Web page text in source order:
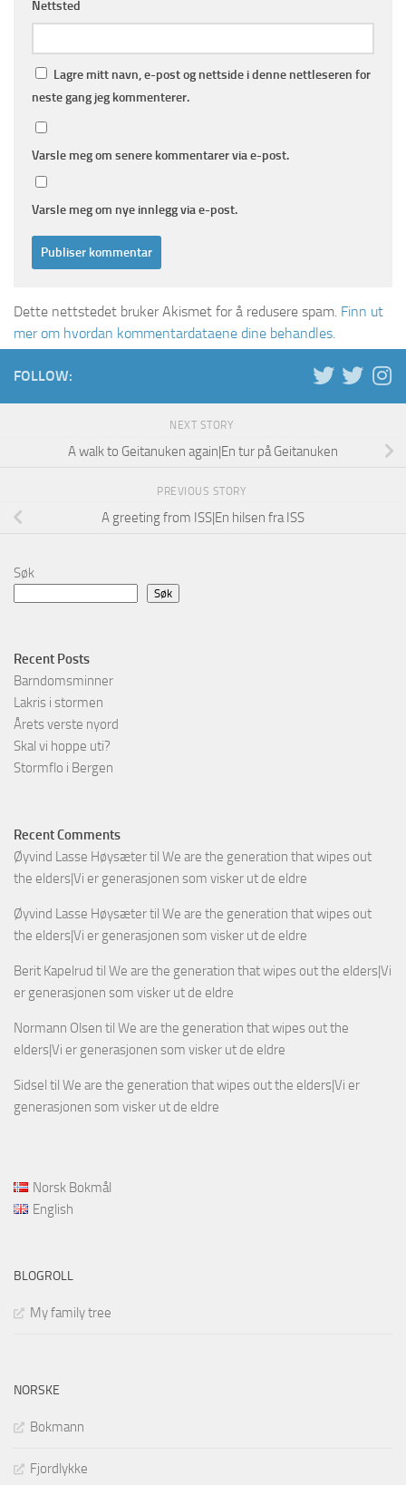
Nettsted
Lagre mitt navn, e-post og nettside i denne nettleseren for
neste gang jeg kommenterer.
Varsle meg om senere kommentarer via e-post.
Varsle meg om nye innlegg via e-post.
Dette nettstedet bruker Akismet for å redusere spam. Finn ut
mer om hvordan kommentardataene dine behandles.
FOLLOW:
NEXT STORY
A walk to Geitanuken again|En tur på Geitanuken
PREVIOUS STORY
A greeting from ISS|En hilsen fra ISS
Søk
Søk
Recent Posts
Barndomsminner
Lakris i stormen
Årets verste nyord
Skal vi hoppe uti?
Stormflo i Bergen
Recent Comments
Øyvind Lasse Høysætertil We are the generation that wipes out
the elders|Vi er generasjonen som visker ut de eldre
Øyvind Lasse Høysætertil We are the generation that wipes out
the elders|Vi er generasjonen som visker ut de eldre
Berit Kapelrud til We are the generation that wipes out the elders|Vi
er generasjonen som visker ut de eldre
Normann Olsen til We are the generation that wipes out the
elders|Vi er generasjonen som visker ut de eldre
Sidsel til We are the generation that wipes out the elders|Vi er
generasjonen som visker ut de eldre
Norsk Bokmål
English
BLOGROLL
My family tree
NORSKE
Bokmann
Fjordlykke